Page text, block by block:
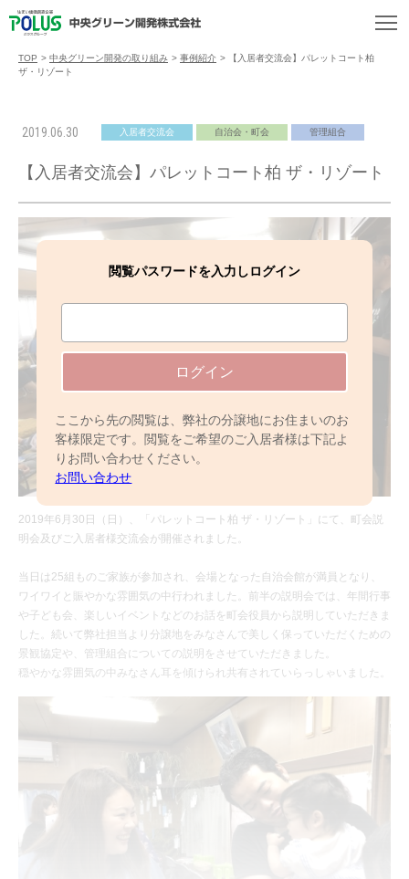
TOP > 中央グリーン開発の取り組み > 事例紹介 >
【入居者交流会】パレットコート柏
ザ・リゾート
2019.06.30 入居者交流会 自治会・町会 管理組合
【入居者交流会】パレットコート柏 ザ・リゾート
閲覧パスワードを入力しログイン
ログイン
ここから先の閲覧は、弊社の分譲地にお住まいのお
客様限定です。閲覧をご希望のご入居者様は下記よ
りお問い合わせください。
お問い合わせ
2019年6月30日（日）、「パレットコート柏 ザ・リゾート」にて、町会説
明会及びご入居者様交流会が開催されました。
当日は25組ものご家族が参加され、会場となった自治会館が満員となり、
ワイワイと賑やかな雰囲気の中行われました。前半の説明会では、年間行事
や子ども会、楽しいイベントなどのお話を町会役員から説明していただきま
した。続いて弊社担当より分譲地をみなさんで美しく保っていただくための
景観協定や、管理組合についての説明をさせていただきました。
穏やかな雰囲気の中みなさん耳を傾けられ共有されていらっしゃいました。